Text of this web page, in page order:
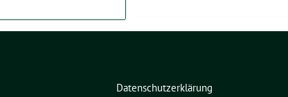
Datenschutzerklärung